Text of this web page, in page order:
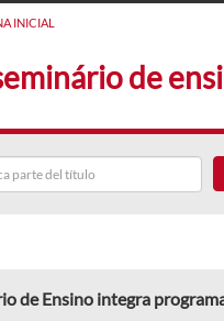
INICIAL
de
de Ensino integra